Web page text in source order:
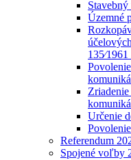
Stavebný
Územné
Určenie
Referendum
Spojené voľby